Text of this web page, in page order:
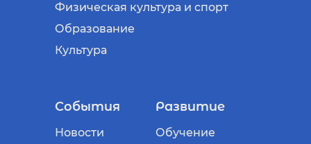
Физическая культура и спорт
Образование
Культура
События
Новости
Развитие
Обучение